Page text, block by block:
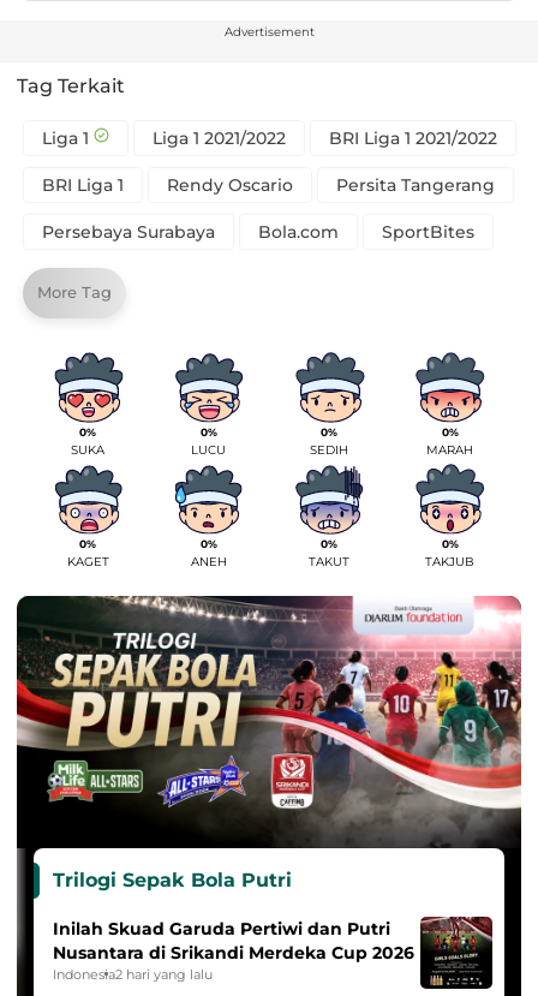
Advertisement
Tag Terkait
Liga 1 Liga 1 2021/2022 BRI Liga 1 2021/2022
BRI Liga 1 Rendy Oscario Persita Tangerang
Persebaya Surabaya Bola.com SportBites
More Tag
0%
SUKA
0%
LUCU
0%
SEDIH
0%
MARAH
0%
KAGET
0%
ANEH
0%
TAKUT
0%
TAKJUB
Trilogi Sepak Bola Putri
Inilah Skuad Garuda Pertiwi dan Putri
Nusantara di Srikandi Merdeka Cup 2026
Indonesia2 hari yang lalu